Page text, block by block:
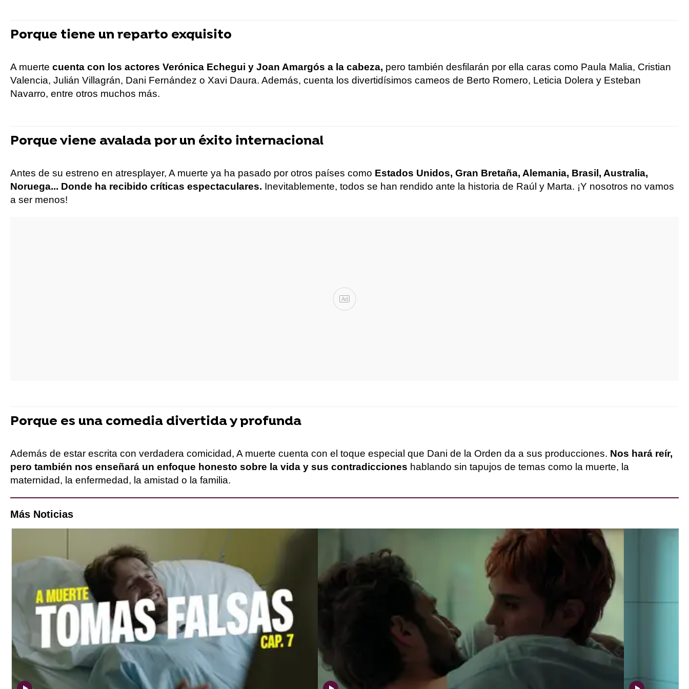
Porque tiene un reparto exquisito
A muerte cuenta con los actores Verónica Echegui y Joan Amargós a la cabeza, pero también desfilarán por ella caras como Paula Malia, Cristian
Valencia, Julián Villagrán, Dani Fernández o Xavi Daura. Además, cuenta los divertidísimos cameos de Berto Romero, Leticia Dolera y Esteban
Navarro, entre otros muchos más.
Porque viene avalada por un éxito internacional
Antes de su estreno en atresplayer, A muerte ya ha pasado por otros países como Estados Unidos, Gran Bretaña, Alemania, Brasil, Australia,
Noruega... Donde ha recibido críticas espectaculares. Inevitablemente, todos se han rendido ante la historia de Raúl y Marta. ¡Y nosotros no vamos
a ser menos!
Ad
Porque es una comedia divertida y profunda
Además de estar escrita con verdadera comicidad, A muerte cuenta con el toque especial que Dani de la Orden da a sus producciones. Nos hará reír,
pero también nos enseñará un enfoque honesto sobre la vida y sus contradicciones hablando sin tapujos de temas como la muerte, la
maternidad, la enfermedad, la amistad o la familia.
Más Noticias